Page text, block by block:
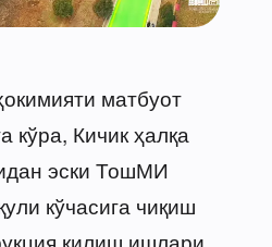
матбуот
кўра, Кичик ҳалқа
эски ТошМИ
кўчасига чиқиш
қилиш ишлари